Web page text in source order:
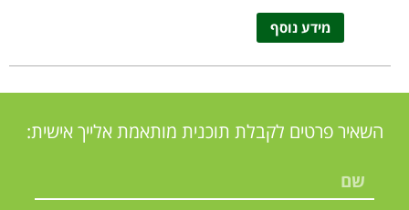
מידע נוסף
השאיר פרטים לקבלת תוכנית מותאמת אלייך אישית: